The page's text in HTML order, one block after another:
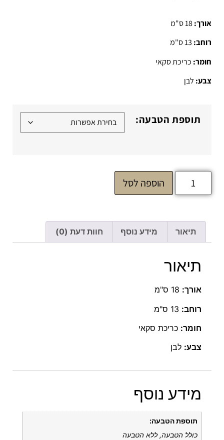
אורך:
רוחב:
חומר: כריכת סקאי
צבע: לבן
תוספת הטבעה:
הוספה לסל
תיאור מידע נוסף חוות דעת (0)
תיאור
אורך:
רוחב:
חומר: כריכת סקאי
צבע: לבן
מידע נוסף
תוספת הטבעה:
כולל הטבעה, ללא הטבעה